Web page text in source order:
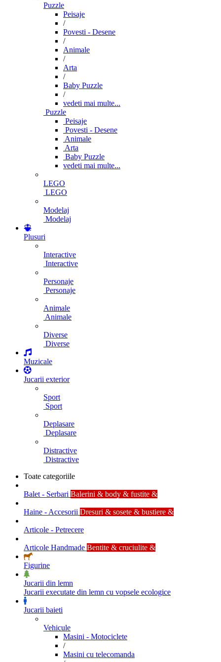
Puzzle
Peisaje
/
Povesti - Desene
/
Animale
/
Arta
/
Baby Puzzle
/
vedeti mai multe...
Puzzle
Peisaje
Povesti - Desene
Animale
Arta
Baby Puzzle
vedeti mai multe...
LEGO
LEGO
Modelaj
Modelaj
Plusuri
Interactive
Interactive
Personaje
Personaje
Animale
Animale
Diverse
Diverse
Muzicale
Jucarii exterior
Sport
Sport
Deplasare
Deplasare
Distractive
Distractive
Toate categoriile
Balet - Serbari Balerini & body & fustite &
Haine - Accesorii Dresuri & sosete & bustiere &
Articole - Petrecere
Articole Handmade Bentite & cruciulite &
Figurine
Jucarii din lemn
Jucarii executate din lemn cu vopsele ecologice
Jucarii baieti
Vehicule
Masini - Motociclete
/
Masini cu telecomanda